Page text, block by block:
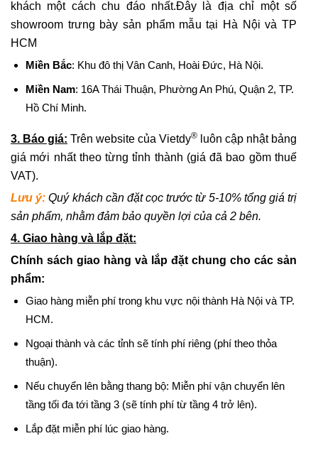
khách một cách chu đáo nhất.Đây là địa chỉ một số
showroom trưng bày sản phẩm mẫu tại Hà Nội và TP
HCM
Miền Bắc: Khu đô thị Vân Canh, Hoài Đức, Hà Nội.
Miền Nam: 16A Thái Thuận, Phường An Phú, Quận 2, TP.
Hồ Chí Minh.
3. Báo giá: Trên website của Vietdy®
luôn cập nhật bảng
giá mới nhất theo từng tỉnh thành (giá đã bao gồm thuế
VAT).
Lưu ý: Quý khách cần đặt cọc trước từ 5-10% tổng giá trị
sản phẩm, nhằm đảm bảo quyền lợi của cả 2 bên.
4. Giao hàng và lắp đặt:
Chính sách giao hàng và lắp đặt chung cho các sản
phẩm:
Giao hàng miễn phí trong khu vực nội thành Hà Nội và TP.
HCM.
Ngoại thành và các tỉnh sẽ tính phí riêng (phí theo thỏa
thuận).
Nếu chuyển lên bằng thang bộ: Miễn phí vận chuyển lên
tầng tối đa tới tầng 3 (sẽ tính phí từ tầng 4 trở lên).
Lắp đặt miễn phí lúc giao hàng.